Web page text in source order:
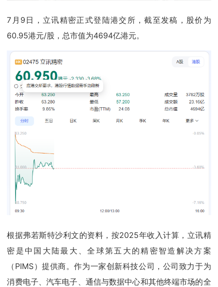
7月9日，立讯精密正式登陆港交所，截至发稿，股价为
60.95港元/股，总市值为4694亿港元。
根据弗若斯特沙利文的资料，按2025年收入计算，立讯精
密是中国大陆最大、全球第五大的精密智造解决方案
（PIMS）提供商。作为一家创新科技公司，公司致力于为
消费电子、汽车电子、通信与数据中心和其他终端市场的全